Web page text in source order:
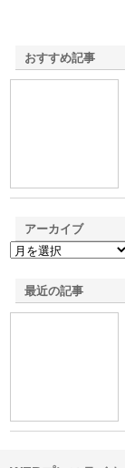
おすすめ記事
アーカイブ
最近の記事